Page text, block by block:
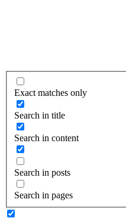
Exact matches only
Search in title
Search in content
Search in posts
Search in pages